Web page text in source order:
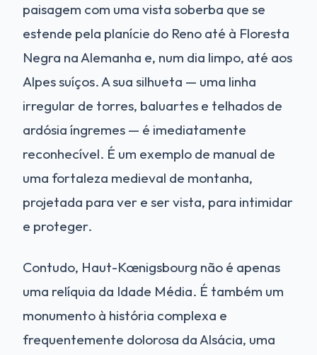
paisagem com uma vista soberba que se
estende pela planície do Reno até à Floresta
Negra na Alemanha e, num dia limpo, até aos
Alpes suíços. A sua silhueta — uma linha
irregular de torres, baluartes e telhados de
ardósia íngremes — é imediatamente
reconhecível. É um exemplo de manual de
uma fortaleza medieval de montanha,
projetada para ver e ser vista, para intimidar
e proteger.
Contudo, Haut-Kœnigsbourg não é apenas
uma relíquia da Idade Média. É também um
monumento à história complexa e
frequentemente dolorosa da Alsácia, uma